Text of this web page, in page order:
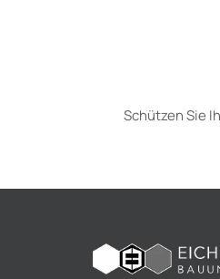
Schützen Sie